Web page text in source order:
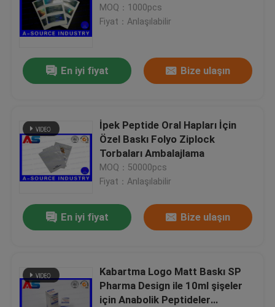
MOQ：1000pcs
Fiyat：Anlaşılabilir
En iyi fiyat Bize ulaşın
İpek Peptide Oral Hapları İçin
Özel Baskı Folyo Ziplock
Torbaları Ambalajlama
MOQ：50000pcs
Fiyat：Anlaşılabilir
En iyi fiyat Bize ulaşın
Kabartma Logo Matt Baskı SP
Pharma Design ile 10ml şişeler
için Anabolik Peptideler